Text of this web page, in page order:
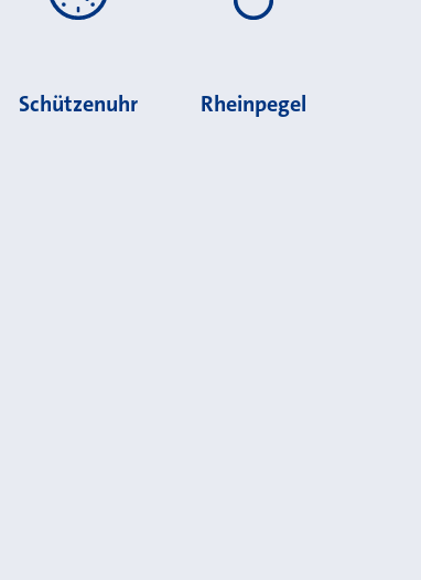
Schützenuhr Rheinpegel